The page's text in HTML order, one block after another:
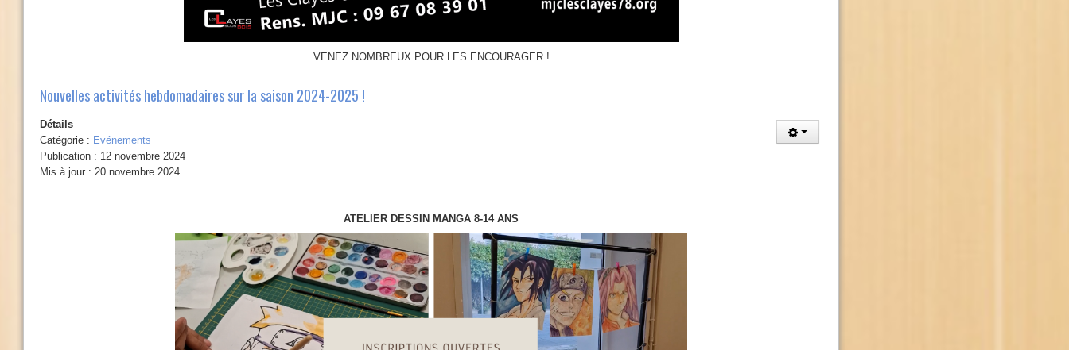
VENEZ NOMBREUX POUR LES ENCOURAGER !
Nouvelles activités hebdomadaires sur la saison 2024-2025 !
Détails
Catégorie : Evénements
Publication : 12 novembre 2024
Mis à jour : 20 novembre 2024
ATELIER DESSIN MANGA 8-14 ANS